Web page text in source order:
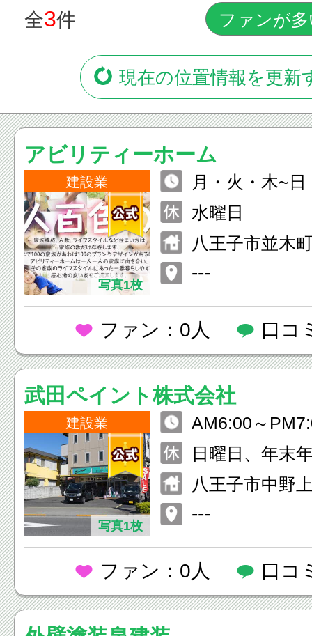
全3件
現在の位置情報を更新
アビリティーホーム
建設業
写真1枚
月・火・木~
水曜日
八王子市並木
---
ファン：0人 口コ
武田ペイント株式会社
建設業
写真1枚
AM6:00～
日曜日、年末
八王子市中野
---
ファン：0人 口コ